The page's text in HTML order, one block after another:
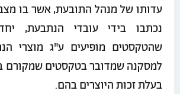
עדותו של מנהל התובעת, אשר בו
נכתבו בידי עובדי הנתבעת,
שהטקסטים מופיעים ע"ג מוצרי
למסקנה שמדובר בטקסטים שמקורם
בעלת זכות היוצרים בהם.